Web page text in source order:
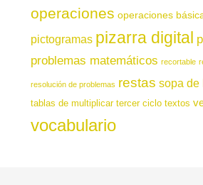
operaciones operaciones
pictogramas pizarra digital
problemas matemáticos recortable
resolución de problemas restas sopa de
tablas de multiplicar tercer ciclo textos
vocabulario